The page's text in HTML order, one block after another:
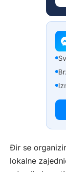
Đir se
lokalne